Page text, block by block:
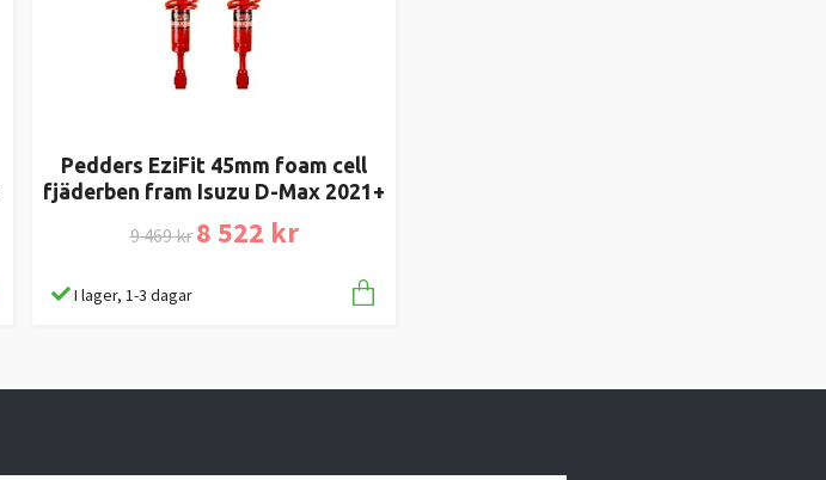
Pedders EziFit 45mm foam cell
fjäderben fram Isuzu D-Max 2021+
9 469 kr 8 522 kr
I lager, 1-3 dagar